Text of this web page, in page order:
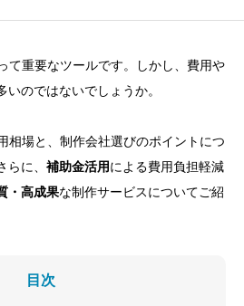
て重要なツールです。しかし、費用や
のではないでしょうか。
相場と、制作会社選びのポイントにつ
に、 補助金活用による費用負担軽減
・高成果な制作サービスについてご紹
目次